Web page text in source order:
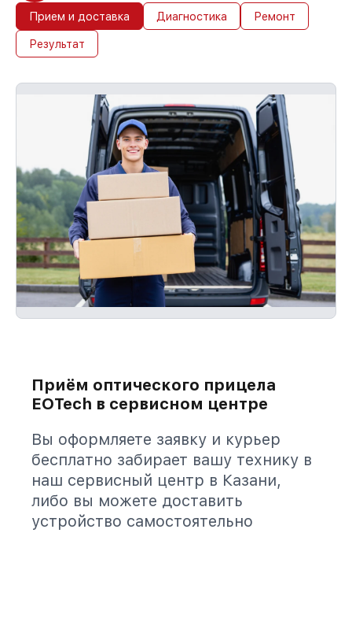
Прием и доставка Диагностика Ремонт
Результат
Приём оптического прицела
EOTech в сервисном центре
Вы оформляете заявку и курьер
бесплатно забирает вашу технику в
наш сервисный центр в Казани,
либо вы можете доставить
устройство самостоятельно